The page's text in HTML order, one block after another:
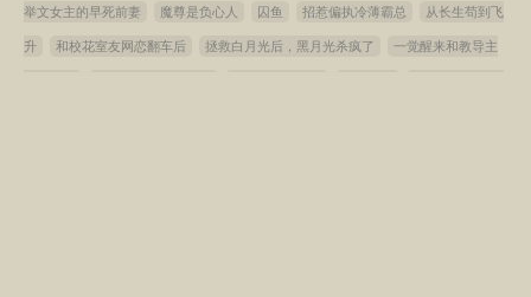
举文女主的早死前妻 魔尊是负心人 囚鱼 招惹偏执冷薄霸总 从长生苟到飞
升 和校花室友网恋翻车后 拯救白月光后，黑月光杀疯了 一觉醒来和教导主